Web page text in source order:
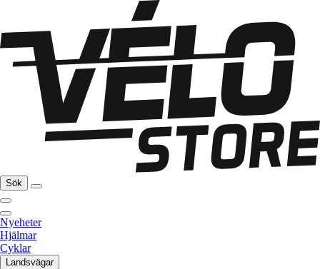
Sök
Nyeheter
Hjälmar
Cyklar
Landsvägar